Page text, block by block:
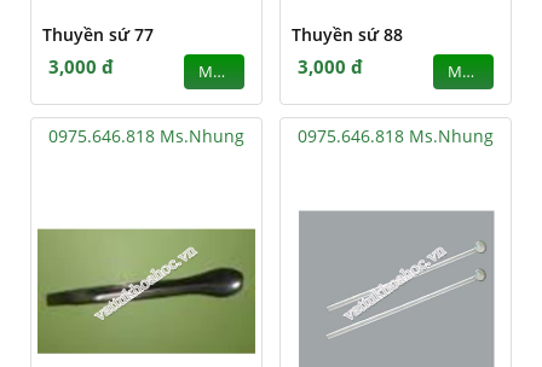
Thuyền sứ 77
3,000 đ MUA
Thuyền sứ 88
3,000 đ MUA
0975.646.818 Ms.Nhung 0975.646.818 Ms.Nhung